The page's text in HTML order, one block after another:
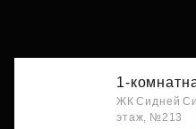
1-
ЖК Сидней
этаж, №213